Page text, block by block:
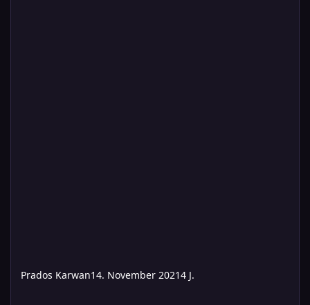
Prados Karwan14. November 20214 J.